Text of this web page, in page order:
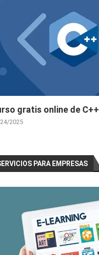
gratis online de C++
2025
PARA EMPRESAS